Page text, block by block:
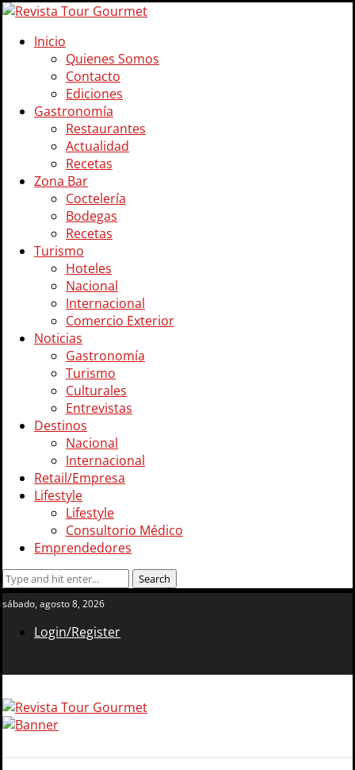
Inicio
Quienes Somos
Contacto
Ediciones
Gastronomía
Restaurantes
Actualidad
Recetas
Zona Bar
Coctelería
Bodegas
Recetas
Turismo
Hoteles
Nacional
Internacional
Comercio Exterior
Noticias
Gastronomía
Turismo
Culturales
Entrevistas
Destinos
Nacional
Internacional
Retail/Empresa
Lifestyle
Lifestyle
Consultorio Médico
Emprendedores
sábado, agosto 8, 2026
Login/Register